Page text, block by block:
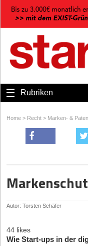
Rubriken
Home > Recht > Marken- &
Autor: Torsten Schäfer
44 likes
Wie Start-ups in der